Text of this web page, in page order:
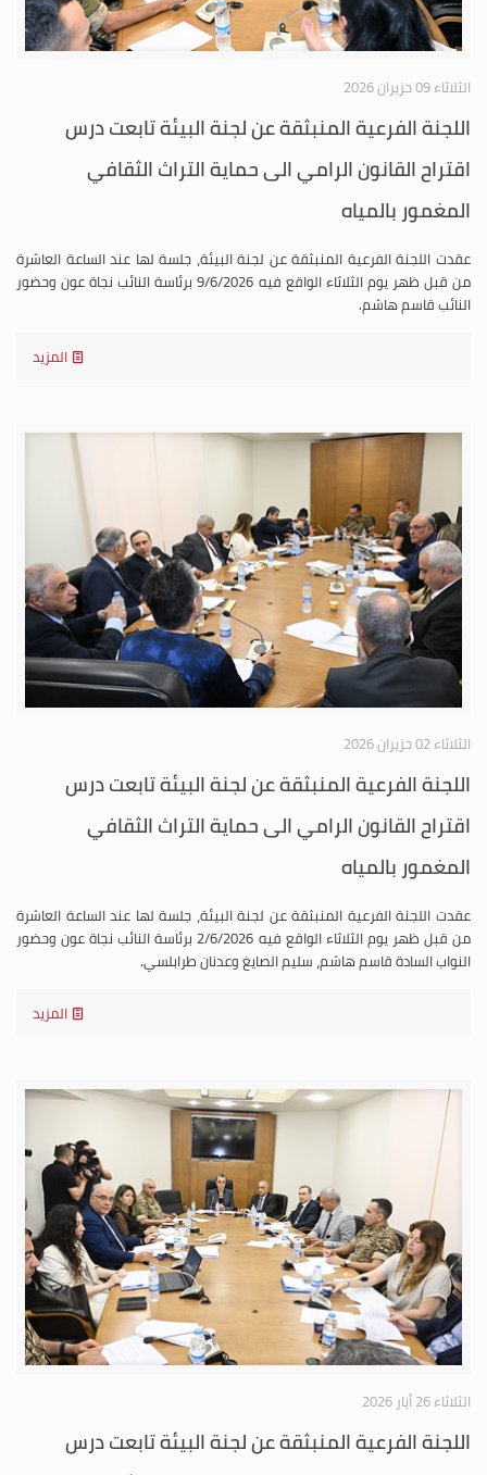
الثلاثاء 09 حزيران 2026
اللجنة الفرعية المنبثقة عن لجنة البيئة تابعت درس
اقتراح القانون الرامي الى حماية التراث الثقافي
المغمور بالمياه
عقدت اللجنة الفرعية المنبثقة عن لجنة البيئة، جلسة لها عند الساعة العاشرة
من قبل ظهر يوم الثلاثاء الواقع فيه 9/6/2026 برئاسة النائب نجاة عون وحضور
النائب قاسم هاشم.
المزيد
الثلاثاء 02 حزيران 2026
اللجنة الفرعية المنبثقة عن لجنة البيئة تابعت درس
اقتراح القانون الرامي الى حماية التراث الثقافي
المغمور بالمياه
عقدت اللجنة الفرعية المنبثقة عن لجنة البيئة، جلسة لها عند الساعة العاشرة
من قبل ظهر يوم الثلاثاء الواقع فيه 2/6/2026 برئاسة النائب نجاة عون وحضور
النواب السادة قاسم هاشم، سليم الصايغ وعدنان طرابلسي.
المزيد
الثلاثاء 26 أيار 2026
اللجنة الفرعية المنبثقة عن لجنة البيئة تابعت درس